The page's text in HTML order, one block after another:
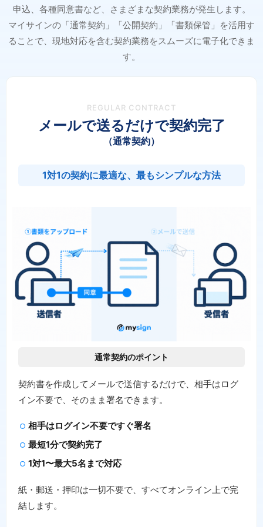
申込、各種同意書など、さまざまな契約業務が発生します。
マイサインの「通常契約」「公開契約」「書類保管」を活用す
ることで、現地対応を含む契約業務をスムーズに電子化できま
す。
REGULAR CONTRACT
メールで送るだけで契約完了
（通常契約）
1対1の契約に最適な、最もシンプルな方法
通常契約のポイント
契約書を作成してメールで送信するだけで、相手はログ
イン不要で、そのまま署名できます。
相手はログイン不要ですぐ署名
最短1分で契約完了
1対1〜最大5名まで対応
紙・郵送・押印は一切不要で、すべてオンライン上で完
結します。